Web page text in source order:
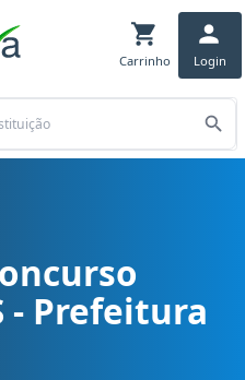
Carrinho Login
- Prefeitura Municipal cargo
- Prefeitura